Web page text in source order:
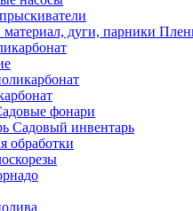
фонари
Садовый инвентарь
обработки